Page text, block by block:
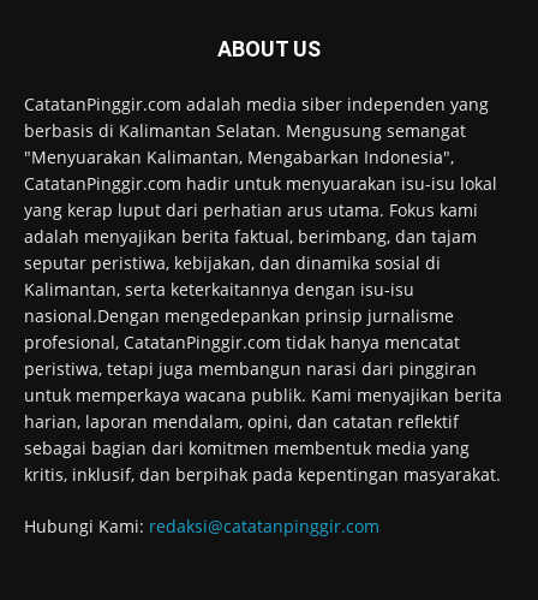
ABOUT US
CatatanPinggir.com adalah media siber independen yang
berbasis di Kalimantan Selatan. Mengusung semangat
"Menyuarakan Kalimantan, Mengabarkan Indonesia",
CatatanPinggir.com hadir untuk menyuarakan isu-isu lokal
yang kerap luput dari perhatian arus utama. Fokus kami
adalah menyajikan berita faktual, berimbang, dan tajam
seputar peristiwa, kebijakan, dan dinamika sosial di
Kalimantan, serta keterkaitannya dengan isu-isu
nasional.Dengan mengedepankan prinsip jurnalisme
profesional, CatatanPinggir.com tidak hanya mencatat
peristiwa, tetapi juga membangun narasi dari pinggiran
untuk memperkaya wacana publik. Kami menyajikan berita
harian, laporan mendalam, opini, dan catatan reflektif
sebagai bagian dari komitmen membentuk media yang
kritis, inklusif, dan berpihak pada kepentingan masyarakat.
Hubungi Kami: redaksi@catatanpinggir.com